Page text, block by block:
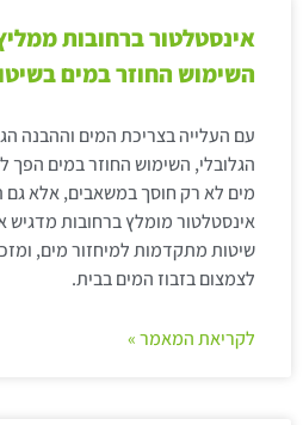
אינסטלטור ברחובות
השימוש החוזר במים
עם העלייה בצריכת המים וההבנה
הגלובלי, השימוש החוזר במים הפך
מים לא רק חוסך במשאבים, אלא
אינסטלטור מומלץ ברחובות מדגיש
שיטות מתקדמות למיחזור מים,
לצמצום בזבוז המים בבית.
לקריאת המאמר »